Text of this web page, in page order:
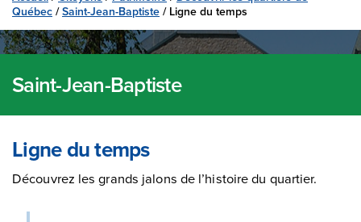
Québec /Saint-Jean-Baptiste / Ligne du temps
Saint-Jean-Baptiste
Ligne du temps
Découvrez les grands jalons de l’histoire du quartier.